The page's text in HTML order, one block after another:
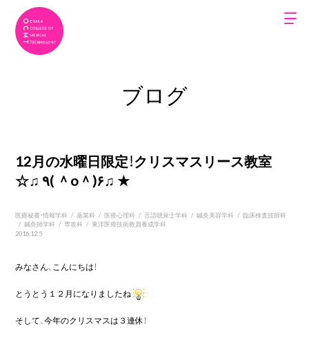
ブログ
12月の水曜日限定！クリスマスリース教室
☆♫ ٩( ＾o＾)۶♫ ★
医療秘書・情報学科 / 薬業科 / 医療心理科 / 言語聴覚士学科 / 鍼灸美容学科 / 臨床検査技師科
/ 鍼灸師学科 / 専攻科 / 東洋医療技術教員養成学科
2016.12.5
みなさん、こんにちは！
とうとう１２月になりましたね
そして、今年のクリスマスは３連休！